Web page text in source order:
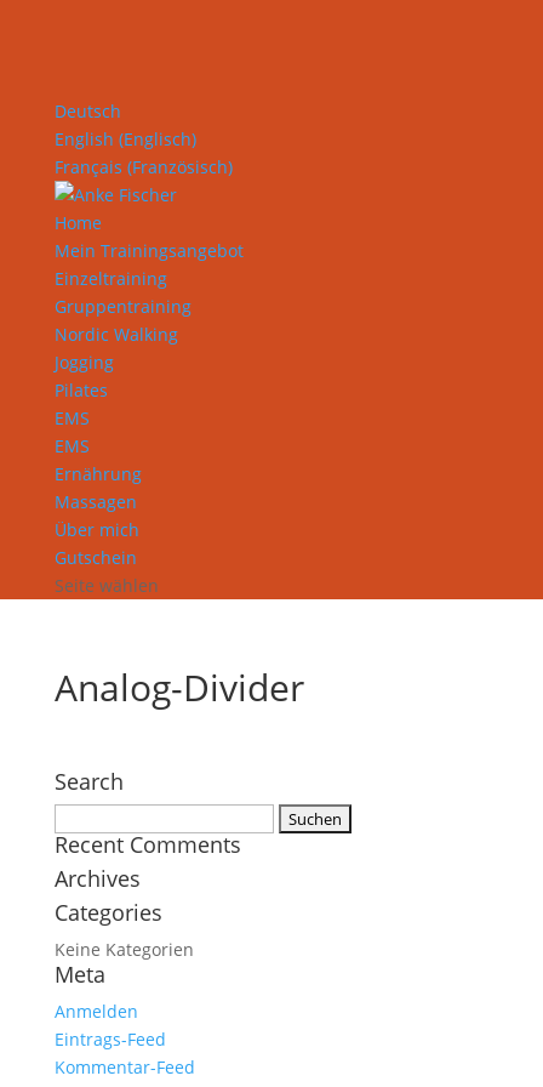
Deutsch
English (Englisch)
Français (Französisch)
Home
Mein Trainingsangebot
Einzeltraining
Gruppentraining
Nordic Walking
Jogging
Pilates
EMS
EMS
Ernährung
Massagen
Über mich
Gutschein
Seite wählen
Analog-Divider
Search
nach:
Recent Comments
Archives
Categories
Keine Kategorien
Meta
Anmelden
Eintrags-Feed
Kommentar-Feed